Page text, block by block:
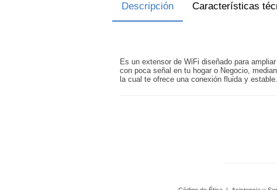
Descripción Características
Es un extensor de WiFi diseñado para
con poca señal en tu hogar o Negocio,
la cual te ofrece una conexión fluida y estable.